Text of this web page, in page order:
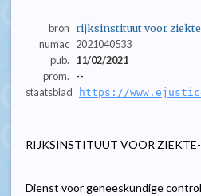
bron rijksinstituut voor
numac 2021040533
pub.
11/02/2021
prom.
--
staatsblad
https://
RIJKSINSTITUUT VOOR
Dienst voor geneeskundige